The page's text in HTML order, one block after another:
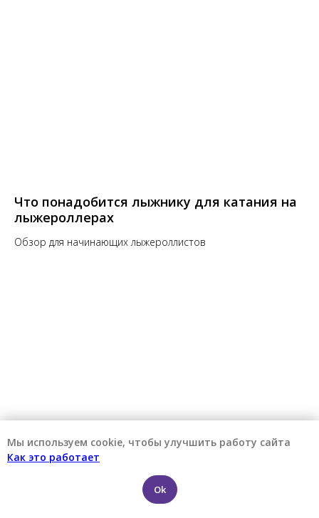
Мы используем cookie, чтобы улучшить работу сайта
Как это работает
Ok
Что понадобится лыжнику для катания на
лыжероллерах
Обзор для начинающих лыжероллистов